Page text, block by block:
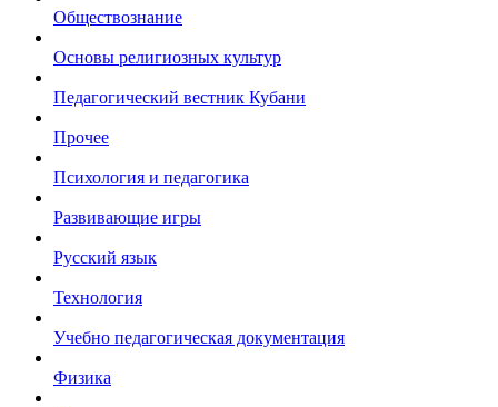
Обществознание
Основы религиозных культур
Педагогический вестник Кубани
Прочее
Психология и педагогика
Развивающие игры
Русский язык
Технология
Учебно педагогическая документация
Физика